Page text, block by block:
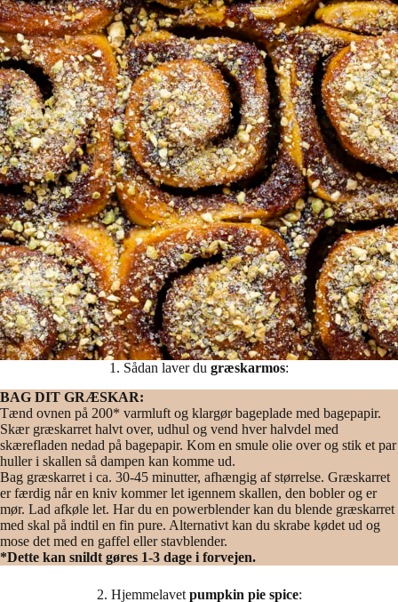
1. Sådan laver du græskarmos:
BAG DIT GRÆSKAR:
Tænd ovnen på 200* varmluft og klargør bageplade med bagepapir.
Skær græskarret halvt over, udhul og vend hver halvdel med
skærefladen nedad på bagepapir. Kom en smule olie over og stik et par
huller i skallen så dampen kan komme ud.
Bag græskarret i ca. 30-45 minutter, afhængig af størrelse. Græskarret
er færdig når en kniv kommer let igennem skallen, den bobler og er
mør. Lad afkøle let. Har du en powerblender kan du blende græskarret
med skal på indtil en fin pure. Alternativt kan du skrabe kødet ud og
mose det med en gaffel eller stavblender.
*Dette kan snildt gøres 1-3 dage i forvejen.
2. Hjemmelavet pumpkin pie spice: